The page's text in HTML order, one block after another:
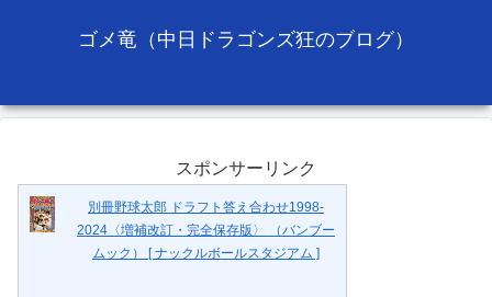
ゴメ竜（中日ドラゴンズ狂のブログ）
スポンサーリンク
別冊野球太郎 ドラフト答え合わせ1998-
2024〈増補改訂・完全保存版〉 （バンブー
ムック） [ ナックルボールスタジアム ]